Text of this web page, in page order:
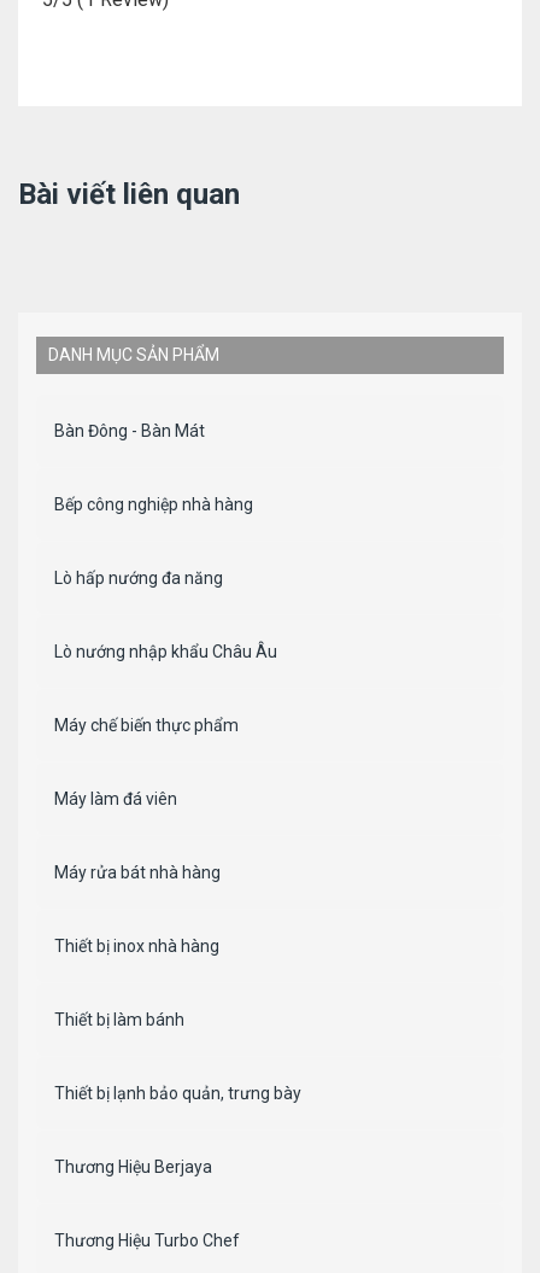
Bài viết liên quan
DANH MỤC SẢN PHẨM
Bàn Đông - Bàn Mát
Bếp công nghiệp nhà hàng
Lò hấp nướng đa năng
Lò nướng nhập khẩu Châu Âu
Máy chế biến thực phẩm
Máy làm đá viên
Máy rửa bát nhà hàng
Thiết bị inox nhà hàng
Thiết bị làm bánh
Thiết bị lạnh bảo quản, trưng bày
Thương Hiệu Berjaya
Thương Hiệu Turbo Chef